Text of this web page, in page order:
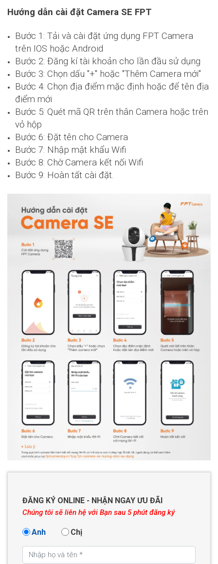
Hướng dẫn cài đặt Camera SE FPT
Bước 1: Tải và cài đặt ứng dụng FPT Camera
trên IOS hoặc Android
Bước 2: Đăng kí tài khoản cho lần đầu sử dụng
Bước 3: Chọn dấu "+" hoặc "Thêm Camera mới"
Bước 4: Chọn địa điểm mặc định hoặc để tên địa
điểm mới
Bước 5: Quét mã QR trên thân Camera hoặc trên
vỏ hộp
Bước 6: Đặt tên cho Camera
Bước 7: Nhập mật khẩu Wifi
Bước 8: Chờ Camera kết nối Wifi
Bước 9: Hoàn tất cài đặt.
ĐĂNG KÝ ONLINE - NHẬN NGAY ƯU ĐÃI
Chúng tôi sẽ liên hệ với Bạn sau 5 phút đăng ký
Anh Chị